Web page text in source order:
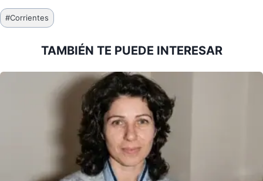
Etiquetas
de
#Corrientes
TAMBIÉN TE PUEDE INTERESAR